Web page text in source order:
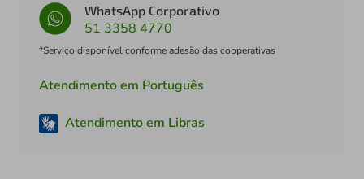
WhatsApp Corporativo
51 3358 4770
*Serviço disponível conforme adesão das cooperativas
Atendimento em Português
Atendimento em Libras